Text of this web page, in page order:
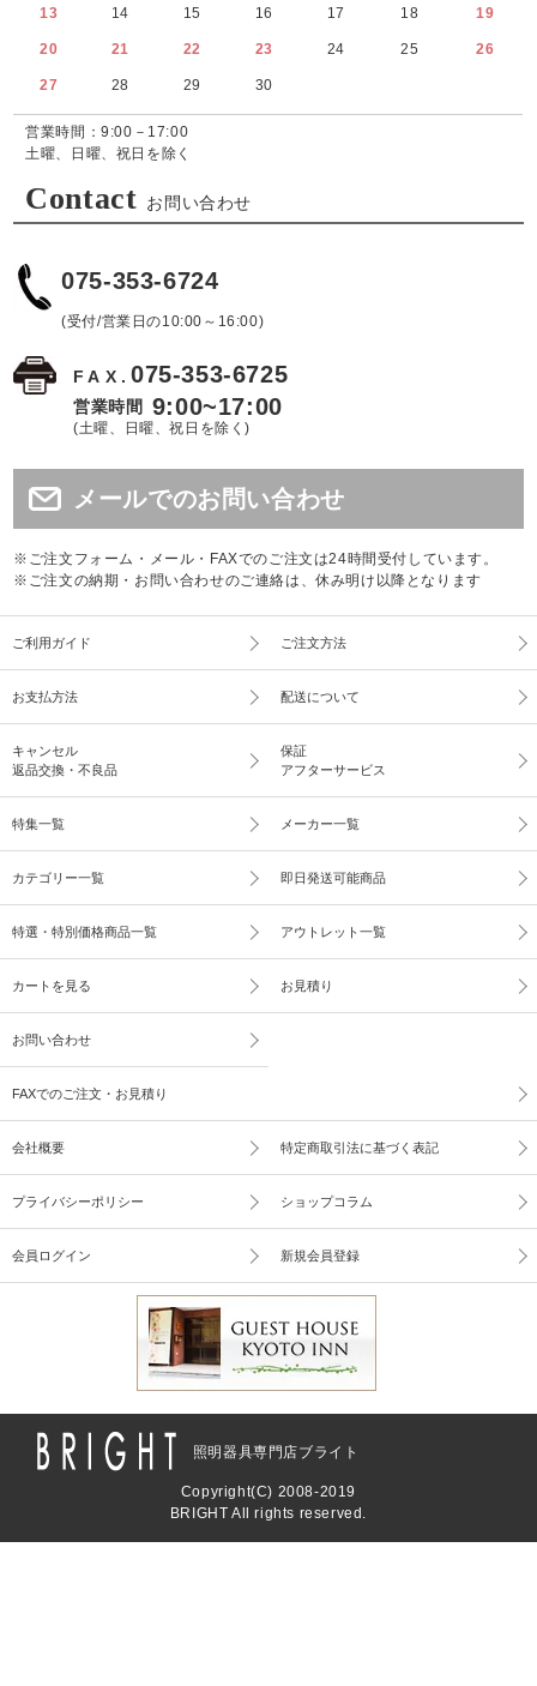
13 14 15 16 17 18 19
20 21 22 23 24 25 26
27 28 29 30
営業時間：9:00－17:00
土曜、日曜、祝日を除く
Contact お問い合わせ
075-353-6724
(受付/営業日の10:00～16:00)
FAX.075-353-6725
営業時間 9:00~17:00
(土曜、日曜、祝日を除く)
メールでのお問い合わせ
※ご注文フォーム・メール・FAXでのご注文は24時間受付しています。
※ご注文の納期・お問い合わせのご連絡は、休み明け以降となります
ご利用ガイド ご注文方法
お支払方法 配送について
キャンセル
返品交換・不良品
保証
アフターサービス
特集一覧 メーカー一覧
カテゴリー一覧 即日発送可能商品
特選・特別価格商品一覧 アウトレット一覧
カートを見る お見積り
お問い合わせ
FAXでのご注文・お見積り
会社概要 特定商取引法に基づく表記
プライバシーポリシー ショップコラム
会員ログイン 新規会員登録
照明器具専門店ブライト
Copyright(C) 2008-2019
BRIGHT All rights reserved.